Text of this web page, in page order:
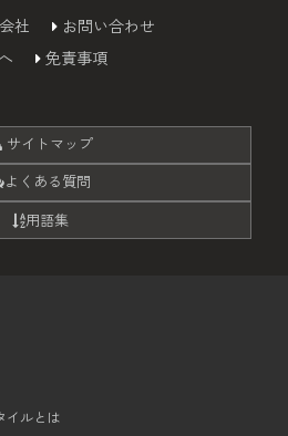
社
お問い合わせ
免責事項
サイトマップ
よくある質問
用語集
イルとは